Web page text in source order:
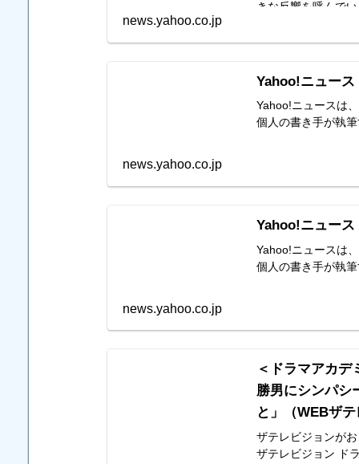
きな反響を呼んで
news.yahoo.co.jp
Yahoo!ニュース
Yahoo!ニュースは
個人の書き手が執
news.yahoo.co.jp
Yahoo!ニュース
Yahoo!ニュースは
個人の書き手が執
news.yahoo.co.jp
＜ドラマアカ
勝男にシンパシ
と」（WEBザ
ザテレビジョンが
ザテレビジョン ド